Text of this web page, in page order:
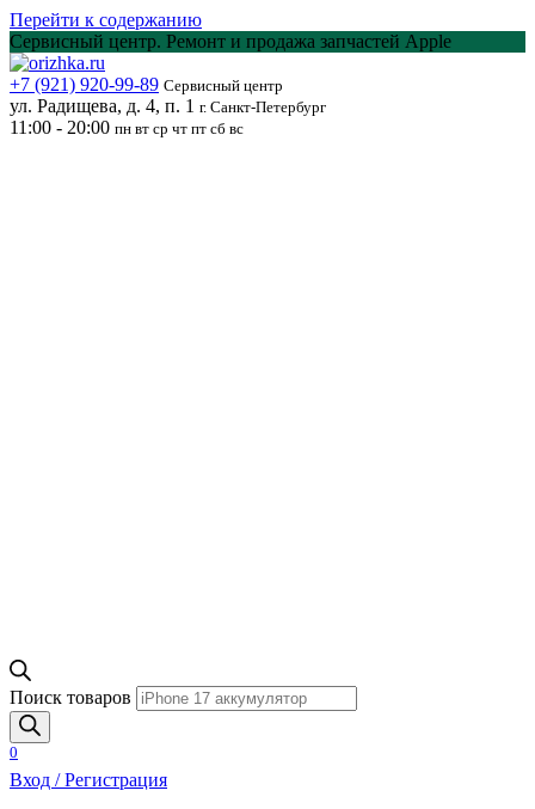
Перейти к содержанию
Сервисный центр. Ремонт и продажа запчастей Apple
+7 (921) 920-99-89 Сервисный центр
ул. Радищева, д. 4, п. 1 г. Санкт-Петербург
11:00 - 20:00 пн вт ср чт пт сб вс
Поиск товаров
0
Вход / Регистрация